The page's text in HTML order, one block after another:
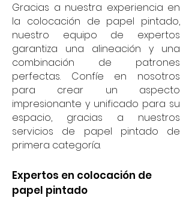
Gracias a nuestra experiencia en
la colocación de papel pintado,
nuestro equipo de expertos
garantiza una alineación y una
combinación de patrones
perfectas. Confíe en nosotros
para crear un aspecto
impresionante y unificado para su
espacio, gracias a nuestros
servicios de papel pintado de
primera categoría.
Expertos en colocación de
papel pintado